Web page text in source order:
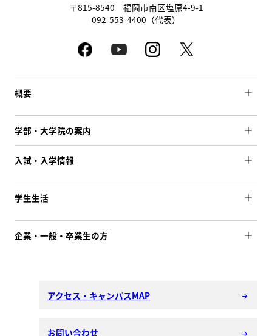
〒815-8540 福岡市南区塩原4-9-1
092-553-4400（代表）
概要
学部・大学院の案内
入試・入学情報
学生生活
企業・一般・卒業生の方
アクセス・キャンパスMAP arrow_forward
お問い合わせ arrow_forward